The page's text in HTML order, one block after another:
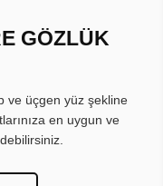
GÖZLÜK
ve üçgen yüz şekline
en uygun ve